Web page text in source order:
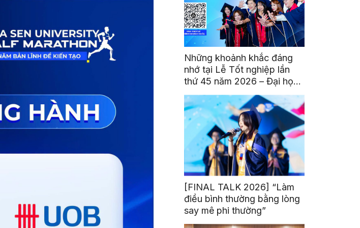
Những khoảnh khắc đáng
nhớ tại Lễ Tốt nghiệp lần
thứ 45 năm 2026 – Đại học
Hoa Sen
[FINAL TALK 2026] “Làm
điều bình thường bằng lòng
say mê phi thường”